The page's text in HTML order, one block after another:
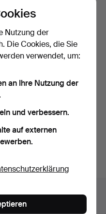
Nutzung der
Die Cookies, die Sie
verwendet, um:
an Ihre Nutzung der
und verbessern.
auf externen